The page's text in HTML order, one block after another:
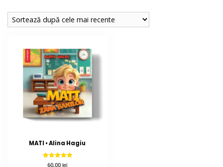
MATI • Alina Hagiu
Evaluat la
60,00lei